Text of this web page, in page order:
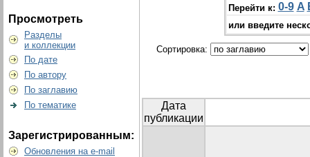
Просмотреть
Разделы
и коллекции
По дате
По автору
По заглавию
По тематике
Зарегистрированным:
Обновления на e-mail
Перейти к: 0-9 A
или введите
Сортировка:
Дата
публикации